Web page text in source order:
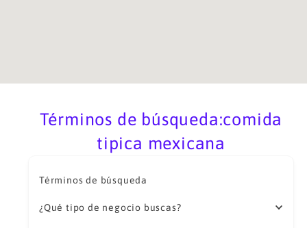
Términos de búsqueda:comida
tipica mexicana
Términos de búsqueda
¿Qué tipo de negocio buscas?